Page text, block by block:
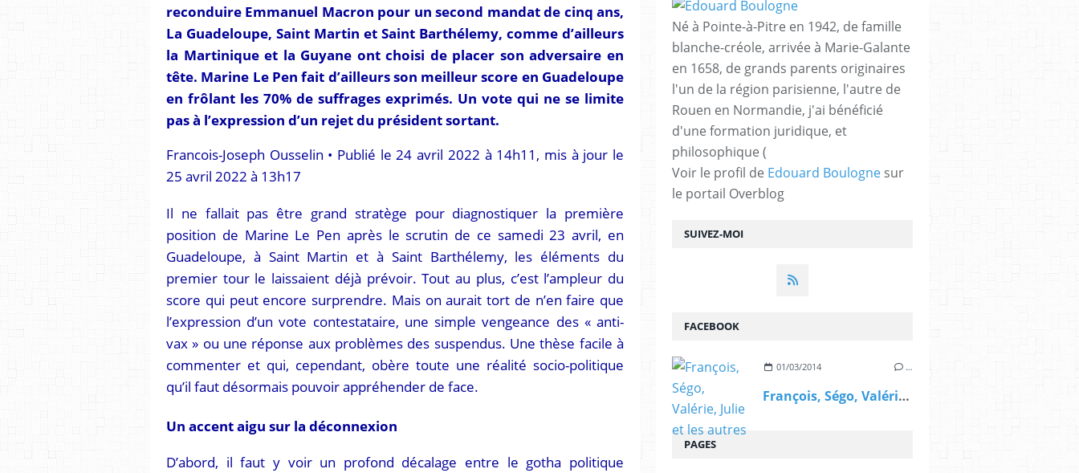
reconduire Emmanuel Macron pour un second mandat de cinq ans,
La Guadeloupe, Saint Martin et Saint Barthélemy, comme d’ailleurs
la Martinique et la Guyane ont choisi de placer son adversaire en
tête. Marine Le Pen fait d’ailleurs son meilleur score en Guadeloupe
en frôlant les 70% de suffrages exprimés. Un vote qui ne se limite
pas à l’expression d’un rejet du président sortant.
Francois-Joseph Ousselin • Publié le 24 avril 2022 à 14h11, mis à jour le
25 avril 2022 à 13h17
Il ne fallait pas être grand stratège pour diagnostiquer la première
position de Marine Le Pen après le scrutin de ce samedi 23 avril, en
Guadeloupe, à Saint Martin et à Saint Barthélemy, les éléments du
premier tour le laissaient déjà prévoir. Tout au plus, c’est l’ampleur du
score qui peut encore surprendre. Mais on aurait tort de n’en faire que
l’expression d’un vote contestataire, une simple vengeance des « anti-
vax » ou une réponse aux problèmes des suspendus. Une thèse facile à
commenter et qui, cependant, obère toute une réalité socio-politique
qu’il faut désormais pouvoir appréhender de face.
Un accent aigu sur la déconnexion
D’abord, il faut y voir un profond décalage entre le gotha politique
SUIVEZ-MOI
Né à Pointe-à-Pitre en 1942, de famille
blanche-créole, arrivée à Marie-Galante
en 1658, de grands parents originaires
l'un de la région parisienne, l'autre de
Rouen en Normandie, j'ai bénéficié
d'une formation juridique, et
philosophique (
Voir le profil de Edouard Boulogne sur
le portail Overblog
FACEBOOK
01/03/2014 …
François, Ségo, Valérie, Julie et les autres
PAGES